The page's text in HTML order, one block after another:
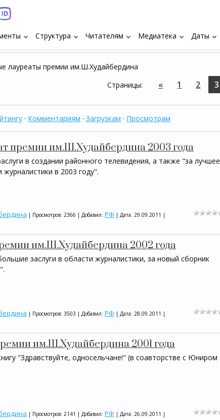
keyboard_arrow_down Структура keyboard_arrow_down Читателям keyboard_arrow_down Медиатека keyboard_arrow_down Даты keyboard_arrow_down
лауреаты премии им.Ш.Худайбердина
Страницы: « 1 2 3
· Комментариям · Загрузкам · Просмотрам
премии им.Ш.Худайбердина 2003 года
в создании районного телевидения, а также "за лучшее
в 2003 году".
| Просмотров: 2366 | Добавил: РФ | Дата: 29.09.2011 |
им.Ш.Худайбердина 2002 года
заслуги в области журналистики, за новый сборник
| Просмотров: 3503 | Добавил: РФ | Дата: 28.09.2011 |
им.Ш.Худайбердина 2001 года
"Здравствуйте, односельчане!" (в соавторстве с Юниром
| Просмотров: 2141 | Добавил: РФ | Дата: 26.09.2011 |